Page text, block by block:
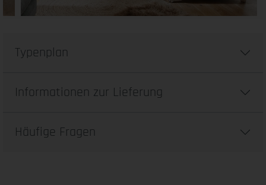
Typenplan
Informationen zur Lieferung
Häufige Fragen